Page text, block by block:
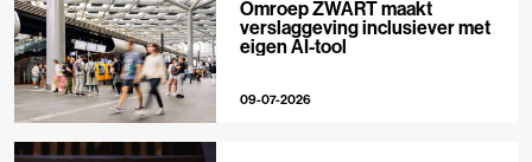
Omroep ZWART maakt
verslaggeving inclusiever met
eigen AI-tool
09-07-2026